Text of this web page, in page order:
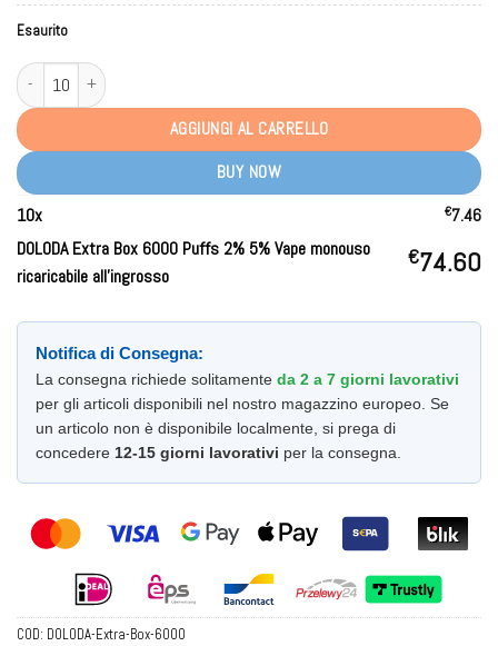
Esaurito
DOLODA Extra Box 6000 Puffs 2% 5% Rechargeable Disposable Vape
AGGIUNGI AL CARRELLO
BUY NOW
10x €7.46
DOLODA Extra Box 6000 Puffs 2% 5% Vape monouso
ricaricabile all'ingrosso
€74.60
Notifica di Consegna:
La consegna richiede solitamente da 2 a 7 giorni lavorativi
per gli articoli disponibili nel nostro magazzino europeo. Se
un articolo non è disponibile localmente, si prega di
concedere 12-15 giorni lavorativi per la consegna.
COD: DOLODA-Extra-Box-6000